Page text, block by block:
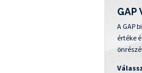
A GAP
értéke